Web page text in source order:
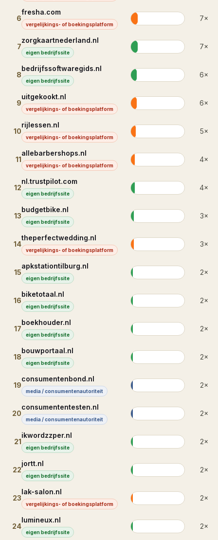
6
fresha.com
vergelijkings- of boekingsplatform
7×
7
zorgkaartnederland.nl
eigen bedrijfssite
7×
8
bedrijfssoftwaregids.nl
eigen bedrijfssite
6×
9
uitgekookt.nl
vergelijkings- of boekingsplatform
6×
10
rijlessen.nl
vergelijkings- of boekingsplatform
5×
11
allebarbershops.nl
vergelijkings- of boekingsplatform
4×
12
nl.trustpilot.com
eigen bedrijfssite
4×
13
budgetbike.nl
eigen bedrijfssite
3×
14
theperfectwedding.nl
vergelijkings- of boekingsplatform
3×
15
apkstationtilburg.nl
eigen bedrijfssite
2×
16
biketotaal.nl
eigen bedrijfssite
2×
17
boekhouder.nl
eigen bedrijfssite
2×
18
bouwportaal.nl
eigen bedrijfssite
2×
19
consumentenbond.nl
media / consumentenautoriteit
2×
20
consumententesten.nl
media / consumentenautoriteit
2×
21
ikwordzzper.nl
eigen bedrijfssite
2×
22
jortt.nl
eigen bedrijfssite
2×
23
lak-salon.nl
vergelijkings- of boekingsplatform
2×
24
lumineux.nl
eigen bedrijfssite
2×